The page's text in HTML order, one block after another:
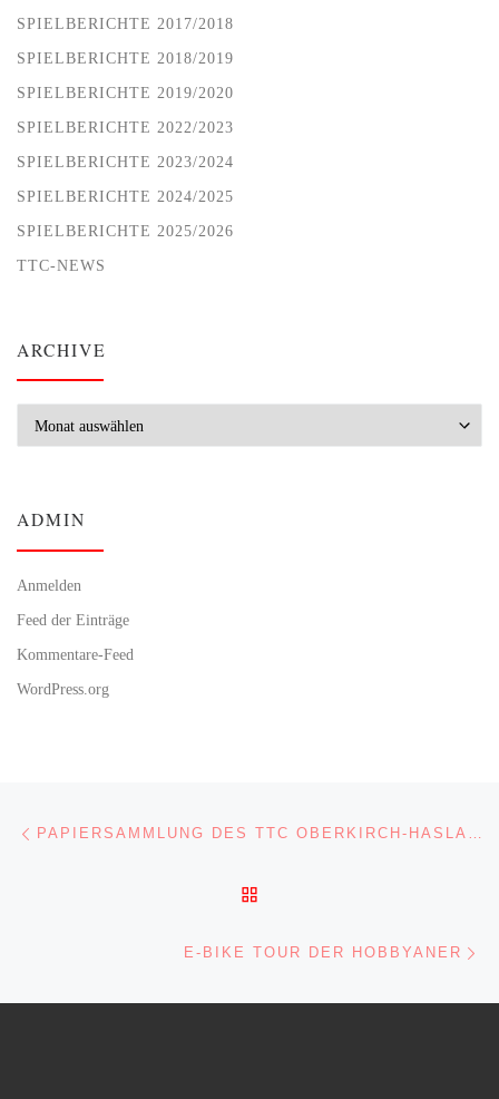
SPIELBERICHTE 2017/2018
SPIELBERICHTE 2018/2019
SPIELBERICHTE 2019/2020
SPIELBERICHTE 2022/2023
SPIELBERICHTE 2023/2024
SPIELBERICHTE 2024/2025
SPIELBERICHTE 2025/2026
TTC-NEWS
ARCHIVE
ADMIN
Anmelden
Feed der Einträge
Kommentare-Feed
WordPress.org
Beitragsnavigation PAPIERSAMMLUNG DES TTC OBERKIRCH-HASLACH IM MAI 2018
E-BIKE TOUR DER HOBBYANER